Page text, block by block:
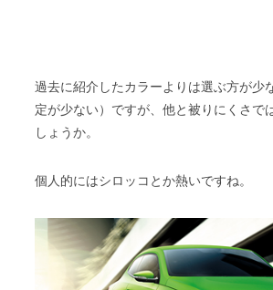
過去に紹介したカラーよりは選ぶ方が少
定が少ない）ですが、他と被りにくさで
しょうか。
個人的にはシロッコとか熱いですね。